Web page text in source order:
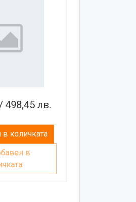
498,45 лв.
количката